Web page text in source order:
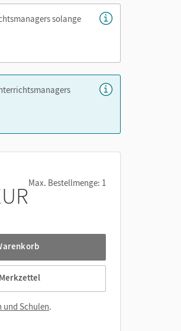
solange
Max. Bestellmenge: 1
und Schulen.